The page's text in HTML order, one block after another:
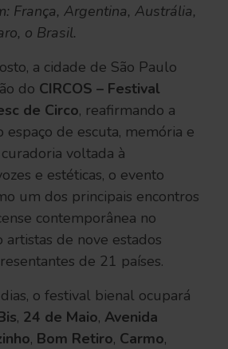
França, Argentina, Austrália,
o Brasil.
a cidade de São Paulo
do CIRCOS – Festival
de Circo, reafirmando a
de escuta, memória e
voltada à
e estéticas, o evento
um dos principais encontros
contemporânea no
de nove estados
de 21 países.
o festival bienal ocupará
, 24 de Maio, Avenida
, Bom Retiro, Carmo,